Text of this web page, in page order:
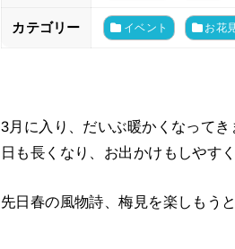
カテゴリー イベント お花
3月に入り、だいぶ暖かくなってき
日も長くなり、お出かけもしやす
先日春の風物詩、梅見を楽しもう